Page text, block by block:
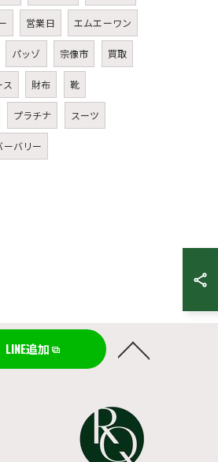
営業日 エムエーワン
パッゾ 宗像市 買取
ス 財布 靴
プラチナ スーツ
ーバリー
LINE追加